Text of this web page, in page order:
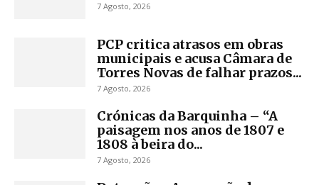
7 Agosto, 2026
PCP critica atrasos em obras
municipais e acusa Câmara de
Torres Novas de falhar prazos...
7 Agosto, 2026
Crónicas da Barquinha – “A
paisagem nos anos de 1807 e
1808 à beira do...
7 Agosto, 2026